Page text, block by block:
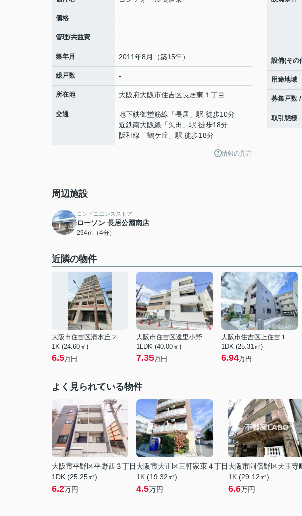
価格 -
管理/共益費 -
築年月 2011年8月（築15年）
総戸数 -
所在地 大阪府大阪市住吉区長居東 １丁目
交通 地下鉄御堂筋線 「長居 」駅 徒歩10分
近鉄南大阪線 「矢田 」駅 徒歩18分
阪和線 「鶴ケ丘 」駅 徒歩18分
情報の見方
設備(その
用途地域
募集戸数
取引態様
周辺施設
コンビニエンスストア
ローソン 長居公園南店
294ｍ（4分）
近隣の物件
大阪市住吉区清水丘２丁目
1K (24.60㎡)
6.5万円
大阪市住吉区遠里小野２丁目
1LDK (40.00㎡)
7.35万円
大阪市住吉区上住吉１丁目
1DK (25.31㎡)
6.94万円
よく見られている物件
大阪市平野区平野西３丁目
1DK (25.25㎡)
6.2万円
大阪市大正区三軒家東４丁目
1K (19.32㎡)
4.5万円
大阪市阿倍野区天王寺
1K (29.12㎡)
6.6万円